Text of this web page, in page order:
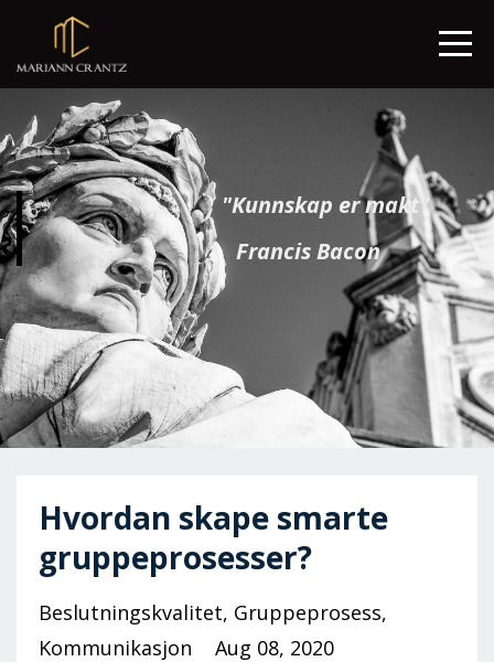
"Kunnskap er makt"
Francis Bacon
Hvordan skape smarte
gruppeprosesser?
Beslutningskvalitet Gruppeprosess
Kommunikasjon
Aug 08, 2020